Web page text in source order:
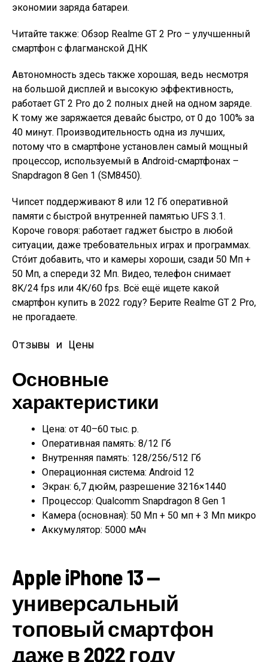
экономии заряда батареи.
Читайте также: Обзор Realme GT 2 Pro – улучшенный
смартфон с флагманской ДНК
Автономность здесь также хорошая, ведь несмотря
на большой дисплей и высокую эффективность,
работает GT 2 Pro до 2 полных дней на одном заряде.
К тому же заряжается девайс быстро, от 0 до 100% за
40 минут. Производительность одна из лучших,
потому что в смартфоне установлен самый мощный
процессор, используемый в Android-смартфонах –
Snapdragon 8 Gen 1 (SM8450).
Чипсет поддерживают 8 или 12 Гб оперативной
памяти с быстрой внутренней памятью UFS 3.1.
Короче говоря: работает гаджет быстро в любой
ситуации, даже требовательных играх и программах.
Сто́ит добавить, что и камеры хороши, сзади 50 Мп +
50 Мп, а спереди 32 Мп. Видео, телефон снимает
8K/24 fps или 4K/60 fps. Всё ещё ищете какой
смартфон купить в 2022 году? Берите Realme GT 2 Pro,
не прогадаете.
Отзывы и Цены
Основные
характеристики
Цена: от 40–60 тыс. р.
Оперативная память: 8/12 Гб
Внутренняя память: 128/256/512 Гб
Операционная система: Android 12
Экран: 6,7 дюйм, разрешение 3216×1440
Процессор: Qualcomm Snapdragon 8 Gen 1
Камера (основная): 50 Мп + 50 мп + 3 Мп микро
Аккумулятор: 5000 мАч
Apple iPhone 13 —
универсальный
топовый смартфон
даже в 2022 году